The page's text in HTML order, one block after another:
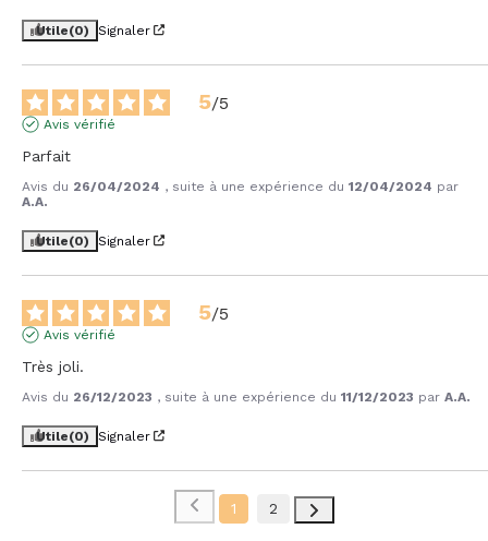
Utile(0) Signaler
5/5
Avis vérifié
Parfait
Avis du 26/04/2024 , suite à une expérience du 12/04/2024 par
A.A.
Utile(0) Signaler
5/5
Avis vérifié
Très joli.
Avis du 26/12/2023 , suite à une expérience du 11/12/2023 par A.A.
Utile(0) Signaler
1 2